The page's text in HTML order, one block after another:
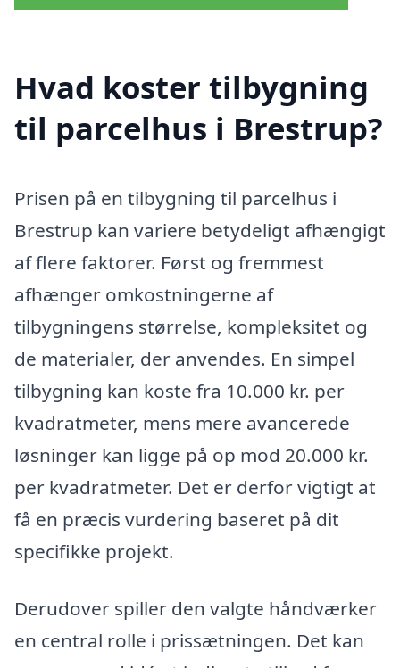
Hvad koster tilbygning
til parcelhus i Brestrup?
Prisen på en tilbygning til parcelhus i
Brestrup kan variere betydeligt afhængigt
af flere faktorer. Først og fremmest
afhænger omkostningerne af
tilbygningens størrelse, kompleksitet og
de materialer, der anvendes. En simpel
tilbygning kan koste fra 10.000 kr. per
kvadratmeter, mens mere avancerede
løsninger kan ligge på op mod 20.000 kr.
per kvadratmeter. Det er derfor vigtigt at
få en præcis vurdering baseret på dit
specifikke projekt.
Derudover spiller den valgte håndværker
en central rolle i prissætningen. Det kan